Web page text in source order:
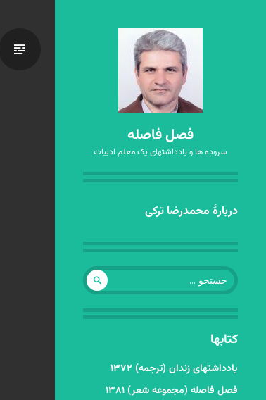
فصل فاصله
سروده ها و یادداشتهای یک معلم ادبیات
رفتن
نوشته‌ها
دربارهٔ محمدرضا ترکی
جستجو
برای:
کتابها
یادداشتهای زندان (ترجمه) ۱۳۷۲
فصل فاصله (مجموعه شعر) ۱۳۸۱